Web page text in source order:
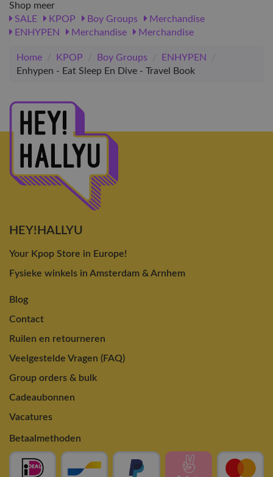
Shop meer
SALE
KPOP Boy Groups
Merchandise
ENHYPEN
Merchandise Merchandise
Home / KPOP / Boy Groups / ENHYPEN
/
Enhypen - Eat Sleep En Dive - Travel Book
HEY!HALLYU
Your Kpop Store in Europe!
Fysieke winkels in Amsterdam & Arnhem
Blog
Contact
Ruilen en retourneren
Veelgestelde Vragen (FAQ)
Group orders & bulk
Cadeaubonnen
Vacatures
Betaalmethoden